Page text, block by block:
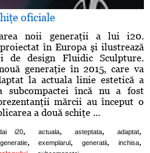
oficiale
noii generaţii a lui i20.
în Europa şi ilustrează
de design Fluidic Sculpture.
generaţie în 2015, care va
la actuala linie estetică a
subcompactei încă nu a fost
mărcii au început o
a două schiţe ...
i20, actuala, asteptata, adaptat,
generatie, exemplarul , generatii, inchisa,